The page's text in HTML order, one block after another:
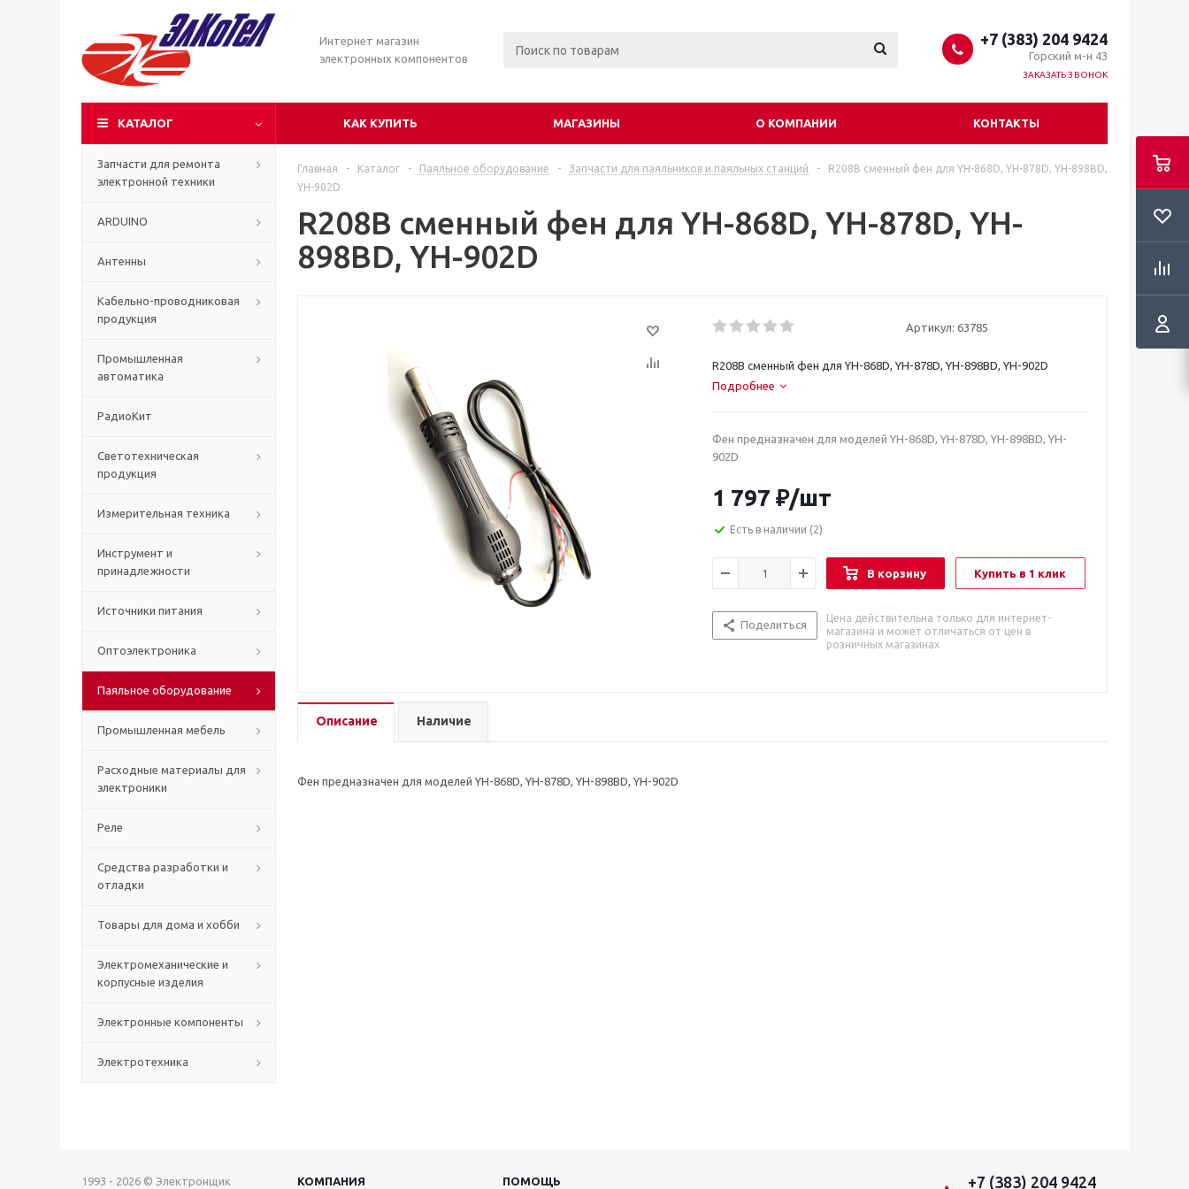
Интернет магазин
электронных компонентов
+7 (383) 204 9424
Горский м-н 43
ЗАКАЗАТЬ ЗВОНОК
КАТАЛОГ КАК КУПИТЬ МАГАЗИНЫ О КОМПАНИИ КОНТАКТЫ
Запчасти для ремонта
электронной техники
ARDUINO
Антенны
Кабельно-проводниковая
продукция
Промышленная
автоматика
РадиоКит
Светотехническая
продукция
Измерительная техника
Инструмент и
принадлежности
Источники питания
Оптоэлектроника
Паяльное оборудование
Промышленная мебель
Расходные материалы для
электроники
Реле
Средства разработки и
отладки
Товары для дома и хобби
Электромеханические и
корпусные изделия
Электронные компоненты
Электротехника
Главная - Каталог - Паяльное оборудование - Запчасти для паяльников и паяльных станций -
R208B сменный фен для YH-868D, YH-878D, YH-898BD,
YH-902D
R208B сменный фен для YH-868D, YH-878D, YH-
898BD, YH-902D
Артикул: 63785
R208B сменный фен для YH-868D, YH-878D, YH-898BD, YH-902D
Подробнее
Фен предназначен для моделей YH-868D, YH-878D, YH-898BD, YH-
902D
1 797 ₽/шт
Есть в наличии (2)
В корзину Купить в 1 клик
Поделиться
Цена действительна только для интернет-
магазина и может отличаться от цен в
розничных магазинах
Описание Наличие
Фен предназначен для моделей YH-868D, YH-878D, YH-898BD, YH-902D
1993 - 2026 © Электронщик КОМПАНИЯ ПОМОЩЬ +7 (383) 204 9424